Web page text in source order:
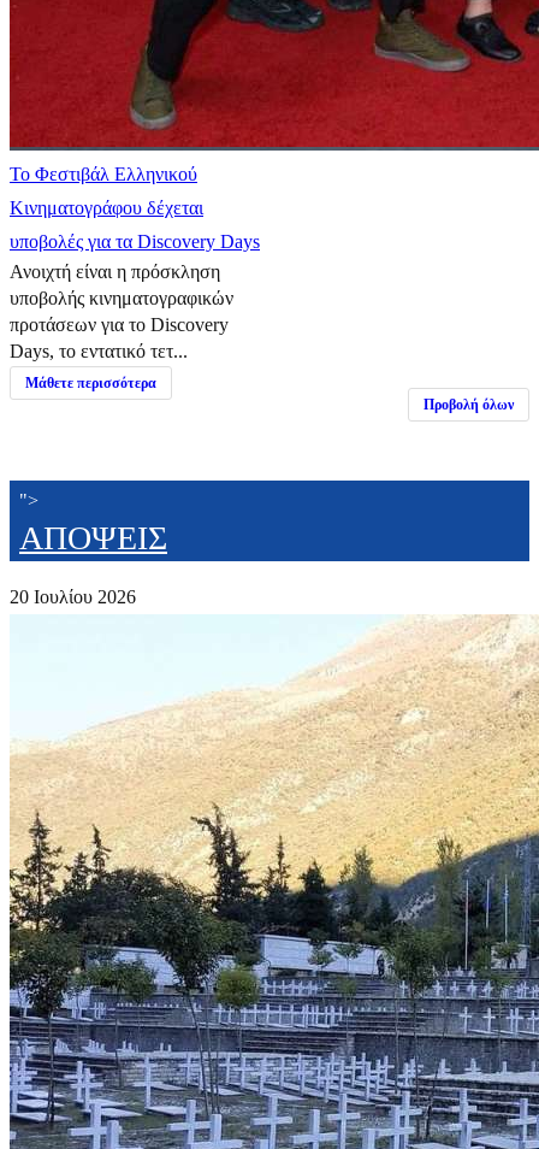
Το Φεστιβάλ Ελληνικού
Κινηματογράφου δέχεται
υποβολές για τα Discovery Days
Ανοιχτή είναι η πρόσκληση
υποβολής κινηματογραφικών
προτάσεων για το Discovery
Days, το εντατικό τετ...
Μάθετε περισσότερα
Προβολή όλων
">
ΑΠΟΨΕΙΣ
20 Ιουλίου 2026